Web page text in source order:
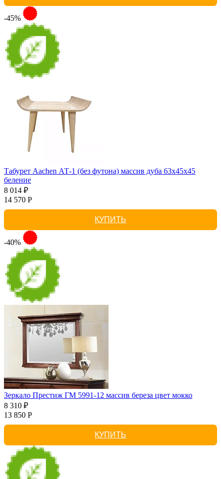
-45%
Табурет Aachen АТ-1 (без футона) массив дуба 63х45х45
беление
8 014 ₽
14 570 Р
КУПИТЬ
-40%
Зеркало Престиж ГМ 5991-12 массив береза цвет мокко
8 310 ₽
13 850 Р
КУПИТЬ